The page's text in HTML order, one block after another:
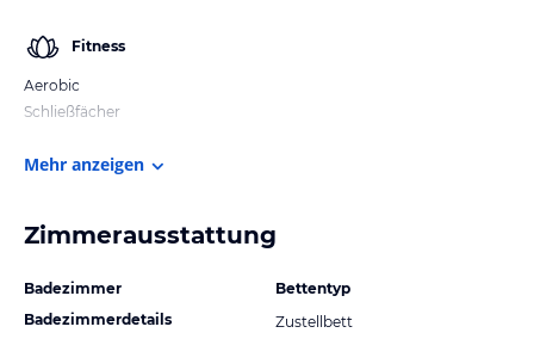
Fitness
Aerobic
Schließfächer
Mehr anzeigen
Zimmerausstattung
Badezimmer
Badezimmerdetails
Bettentyp
Zustellbett